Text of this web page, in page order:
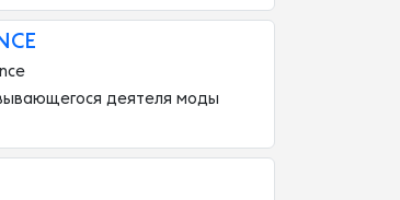
деятеля моды